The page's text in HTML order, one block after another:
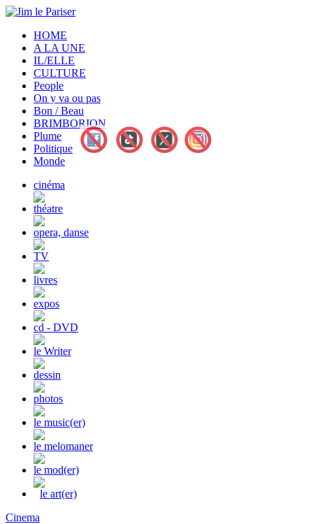
HOME
A LA UNE
IL/ELLE
CULTURE
People
On y va ou pas
Bon / Beau
BRIMBORION
Plume
Politique
Monde
cinéma
théatre
opera, danse
TV
livres
expos
cd - DVD
le Writer
dessin
photos
le music(er)
le melomaner
le mod(er)
le art(er)
Cinema